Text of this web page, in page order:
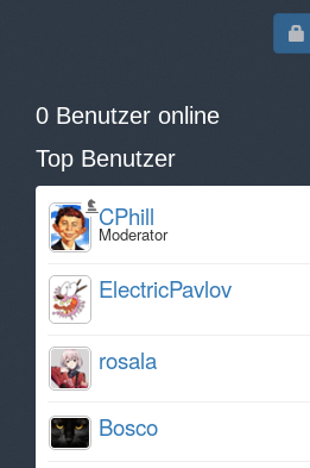
0 Benutzer online
Top Benutzer
CPhill
Moderator
ElectricPavlov
rosala
Bosco